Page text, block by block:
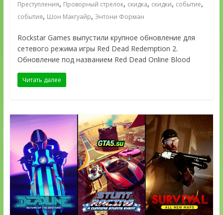
Преступления, Проворный стрелок, скидка, скидки, событие,
события, Шон Макгуайр, Энтони Форман
Rockstar Games выпустили крупное обновление для
сетевого режима игры Red Dead Redemption 2.
Обновление под названием Red Dead Online Blood
Читать далее